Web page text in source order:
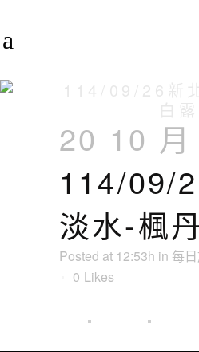
20 10 月
114/09/
淡水-楓
Posted at 12:53h in 每
0 Likes